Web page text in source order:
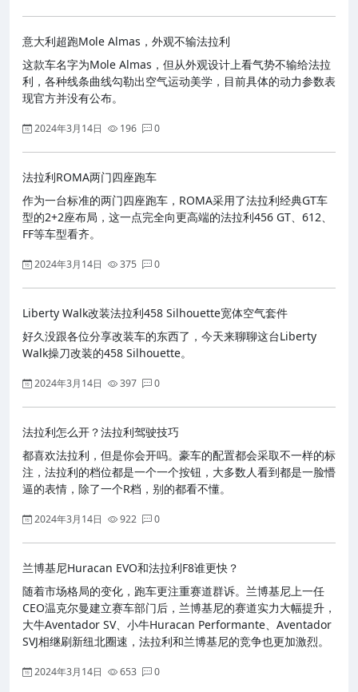
意大利超跑Mole Almas，外观不输法拉利
这款车名字为Mole Almas，但从外观设计上看气势不输给法拉
利，各种线条曲线勾勒出空气运动美学，目前具体的动力参数表
现官方并没有公布。
2024年3月14日 196 0
法拉利ROMA两门四座跑车
作为一台标准的两门四座跑车，ROMA采用了法拉利经典GT车
型的2+2座布局，这一点完全向更高端的法拉利456 GT、612、
FF等车型看齐。
2024年3月14日 375 0
Liberty Walk改装法拉利458 Silhouette宽体空气套件
好久没跟各位分享改装车的东西了，今天来聊聊这台Liberty
Walk操刀改装的458 Silhouette。
2024年3月14日 397 0
法拉利怎么开？法拉利驾驶技巧
都喜欢法拉利，但是你会开吗。豪车的配置都会采取不一样的标
注，法拉利的档位都是一个一个按钮，大多数人看到都是一脸懵
逼的表情，除了一个R档，别的都看不懂。
2024年3月14日 922 0
兰博基尼Huracan EVO和法拉利F8谁更快？
随着市场格局的变化，跑车更注重赛道群诉。兰博基尼上一任
CEO温克尔曼建立赛车部门后，兰博基尼的赛道实力大幅提升，
大牛Aventador SV、小牛Huracan Performante、Aventador
SVJ相继刷新纽北圈速，法拉利和兰博基尼的竞争也更加激烈。
2024年3月14日 653 0